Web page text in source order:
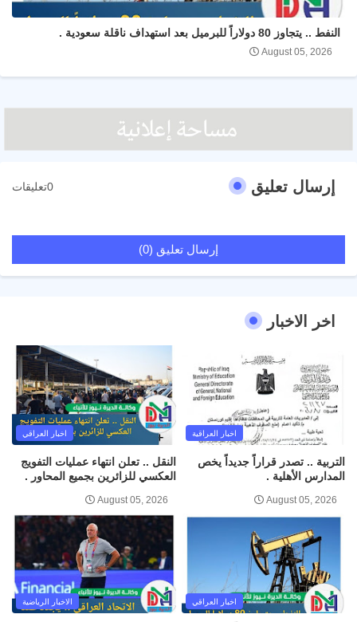
النفط .. يتجاوز 80 دولاراً للبرميل بعد استهداف ناقلة سعودية .
August 05, 2026
إرسال تعليق 0تعليقات
إرسال تعليق (0)
اخر الاخبار
اخبار العراقية
التربية .. تصدر قراراً جديداً يخص
المدارس الأهلية .
August 05, 2026
اخبار العراقي
النقل .. تعلن انتهاء عمليات التفويج
العكسي للزائرين بجميع المحاور .
August 05, 2026
اخبار العراقي الاخبار الرياضية